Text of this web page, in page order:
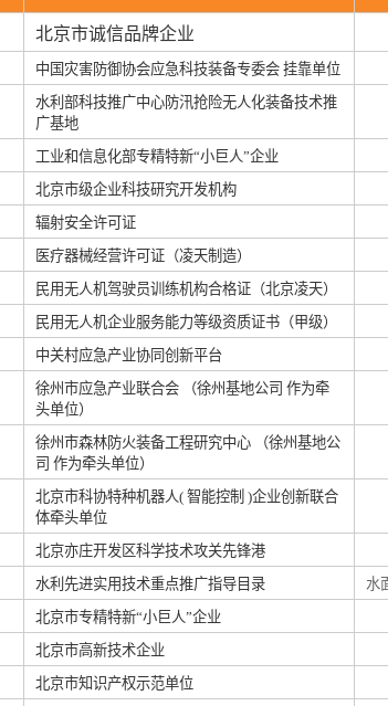
北京市诚信品牌企业
中国灾害防御协会应急科技装备专委会 挂靠单位
水利部科技推广中心防汛抢险无人化装备技术推
广基地
工业和信息化部专精特新“小巨人”企业
北京市级企业科技研究开发机构
辐射安全许可证
医疗器械经营许可证（凌天制造）
民用无人机驾驶员训练机构合格证（北京凌天）
民用无人机企业服务能力等级资质证书（甲级）
中关村应急产业协同创新平台
徐州市应急产业联合会 （徐州基地公司 作为牵
头单位）
徐州市森林防火装备工程研究中心 （徐州基地公
司 作为牵头单位）
北京市科协特种机器人( 智能控制 )企业创新联合
体牵头单位
北京亦庄开发区科学技术攻关先锋港
水利先进实用技术重点推广指导目录
水
北京市专精特新“小巨人”企业
北京市高新技术企业
北京市知识产权示范单位